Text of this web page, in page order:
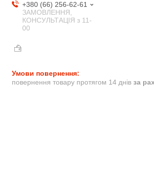
+380 (66) 256-62-61
ЗАМОВЛЕННЯ,
КОНСУЛЬТАЦІЯ з 11-
00
повернення товару протягом 14 днів за